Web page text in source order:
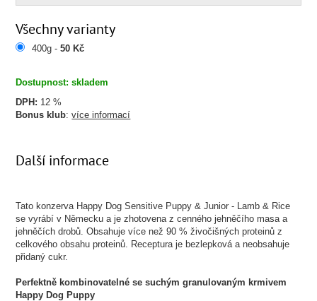
Dostupnost: skladem
DPH: 12 %
Bonus klub:více informací
Všechny varianty
400g -50 Kč
Další informace
Tato konzerva Happy Dog Sensitive Puppy & Junior - Lamb & Rice
se vyrábí v Německu a je zhotovena z cenného jehněčího masa a
jehněčích drobů. Obsahuje více než 90 % živočišných proteinů z
celkového obsahu proteinů. Receptura​ je bezlepková a neobsahuje
přidaný cukr.
Perfektně kombinovatelné se suchým granulovaným krmivem
Happy Dog Puppy